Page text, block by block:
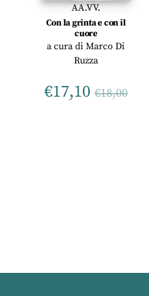
AA.VV.
Con la grinta e con il
cuore
a cura diMarco Di
Ruzza
€17,10 €18,00